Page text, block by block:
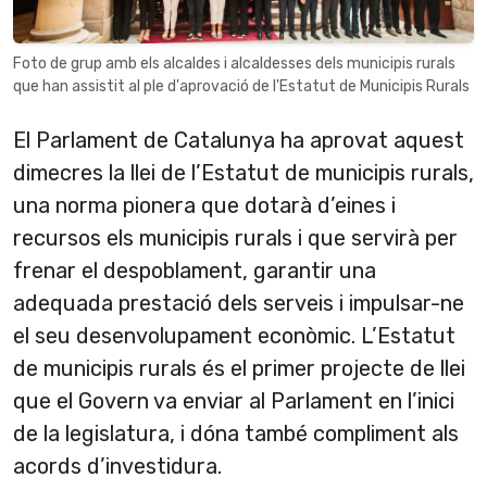
Foto de grup amb els alcaldes i alcaldesses dels municipis rurals
que han assistit al ple d'aprovació de l'Estatut de Municipis Rurals
El Parlament de Catalunya ha aprovat aquest
dimecres la llei de l’Estatut de municipis rurals,
una norma pionera que dotarà d’eines i
recursos els municipis rurals i que servirà per
frenar el despoblament, garantir una
adequada prestació dels serveis i impulsar-ne
el seu desenvolupament econòmic. L’Estatut
de municipis rurals és el primer projecte de llei
que el Govern va enviar al Parlament en l’inici
de la legislatura, i dóna també compliment als
acords d’investidura.